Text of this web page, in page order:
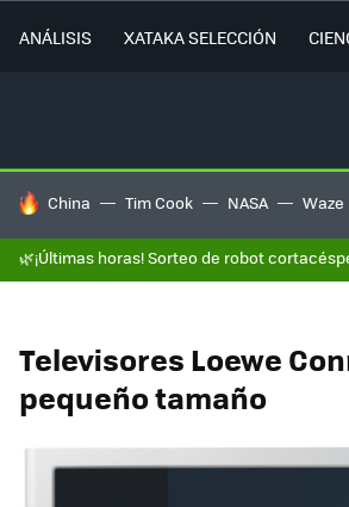
ANÁLISIS XATAKA SELECCIÓN
HOY SE HABLA DE
China Tim Cook NASA Waze
🌿¡Últimas horas! Sorteo de robot
Televisores Loewe
pequeño tamaño